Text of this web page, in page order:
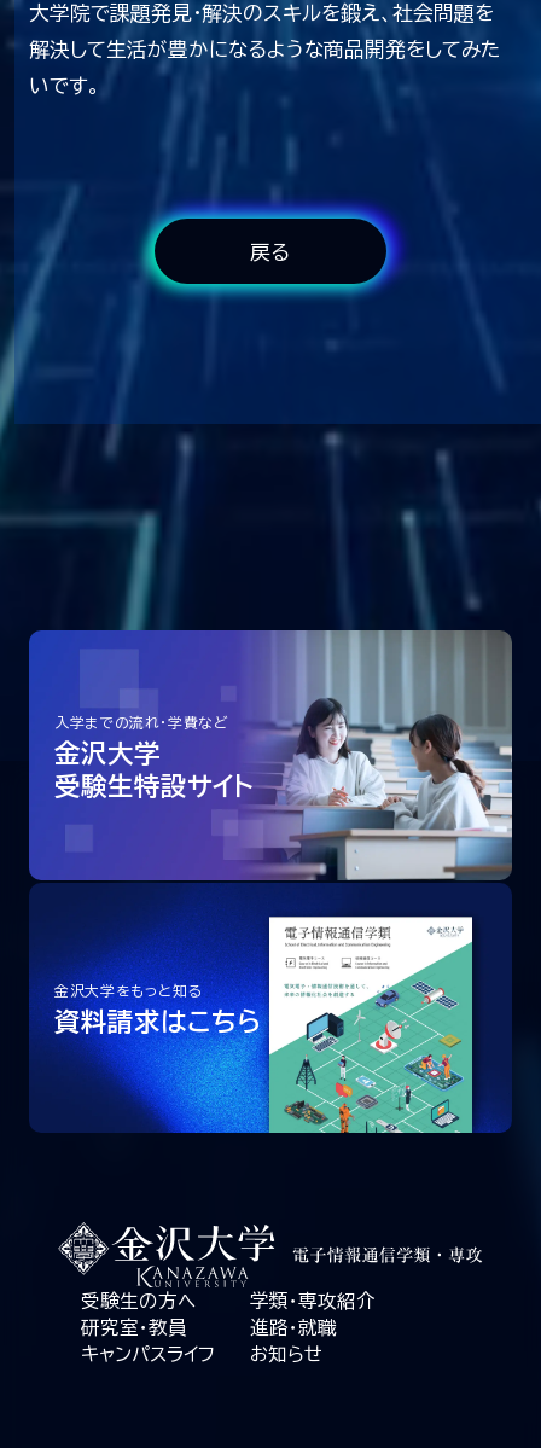
大学院で課題発見・解決のスキルを鍛え、社会問題を
解決して生活が豊かになるような商品開発をしてみた
いです。
戻る
入学までの流れ・学費など
金沢大学
受験生特設サイト
金沢大学をもっと知る
資料請求はこちら
受験生の方へ
学類・専攻紹介
研究室・教員
進路・就職
キャンパスライフ
お知らせ